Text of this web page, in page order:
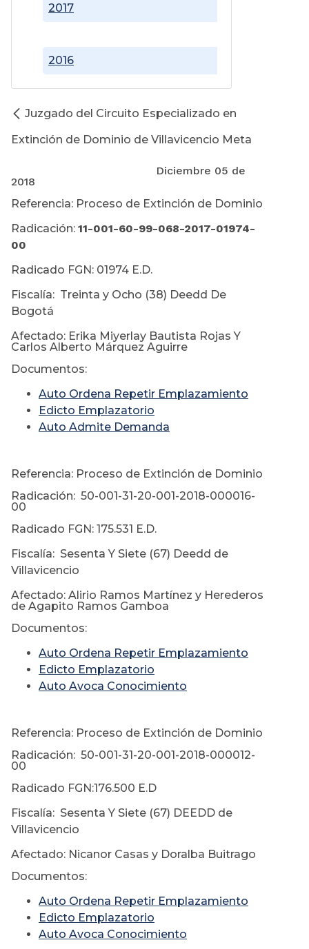
2016
2017
Juzgado del Circuito Especializado en
Extinción de Dominio de Villavicencio Meta
Diciembre 05 de
2018
Referencia: Proceso de Extinción de Dominio
Radicación: 11-001-60-99-068-2017-01974-
00
Radicado FGN: 01974 E.D.
Fiscalía: Treinta y Ocho (38) Deedd De
Bogotá
Afectado: Erika Miyerlay Bautista Rojas Y
Carlos Alberto Márquez Aguirre
Documentos:
Auto Ordena Repetir Emplazamiento
Edicto Emplazatorio
Auto Admite Demanda
Referencia: Proceso de Extinción de Dominio
Radicación: 50-001-31-20-001-2018-000016-
00
Radicado FGN: 175.531 E.D.
Fiscalía: Sesenta Y Siete (67) Deedd de
Villavicencio
Afectado: Alirio Ramos Martínez y Herederos
de Agapito Ramos Gamboa
Documentos:
Auto Ordena Repetir Emplazamiento
Edicto Emplazatorio
Auto Avoca Conocimiento
Referencia: Proceso de Extinción de Dominio
Radicación: 50-001-31-20-001-2018-000012-
00
Radicado FGN:176.500 E.D
Fiscalía: Sesenta Y Siete (67) DEEDD de
Villavicencio
Afectado: Nicanor Casas y Doralba Buitrago
Documentos:
Auto Ordena Repetir Emplazamiento
Edicto Emplazatorio
Auto Avoca Conocimiento